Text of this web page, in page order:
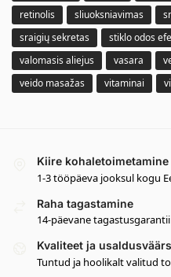
retinolis
sliuoksniavimas
sraigių sekretas
stiklo odos
valomasis aliejus
vasara
veido masažas
vitaminai
Kiire kohaletoimetamine
1-3 tööpäeva jooksul kogu
Raha tagastamine
14-päevane tagastusgarantii
Kvaliteet ja
Tuntud ja hoolikalt valitud